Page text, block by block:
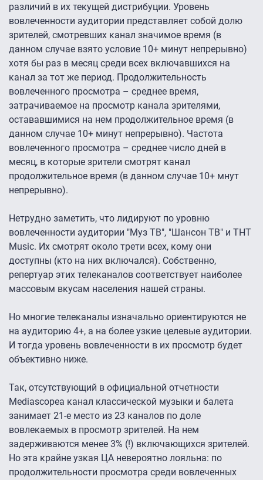
различий в их текущей дистрибуции. Уровень
вовлеченности аудитории представляет собой долю
зрителей, смотревших канал значимое время (в
данном случае взято условие 10+ минут непрерывно)
хотя бы раз в месяц среди всех включавшихся на
канал за тот же период. Продолжительность
вовлеченного просмотра – среднее время,
затрачиваемое на просмотр канала зрителями,
остававшимися на нем продолжительное время (в
данном случае 10+ минут непрерывно). Частота
вовлеченного просмотра – среднее число дней в
месяц, в которые зрители смотрят канал
продолжительное время (в данном случае 10+ мнут
непрерывно).
Нетрудно заметить, что лидируют по уровню
вовлеченности аудитории "Муз ТВ", "Шансон ТВ" и ТНТ
Music. Их смотрят около трети всех, кому они
доступны (кто на них включался). Собственно,
репертуар этих телеканалов соответствует наиболее
массовым вкусам населения нашей страны.
Но многие телеканалы изначально ориентируются не
на аудиторию 4+, а на более узкие целевые аудитории.
И тогда уровень вовлеченности в их просмотр будет
объективно ниже.
Так, отсутствующий в официальной отчетности
Mediascopeа канал классической музыки и балета
занимает 21-е место из 23 каналов по доле
вовлекаемых в просмотр зрителей. На нем
задерживаются менее 3% (!) включающихся зрителей.
Но эта крайне узкая ЦА невероятно лояльна: по
продолжительности просмотра среди вовлеченных